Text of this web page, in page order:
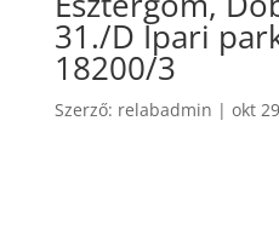
31./D Ipari
18200/3
Szerző: relabadmin | okt